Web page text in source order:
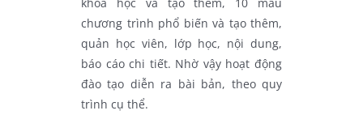
chương trình phổ biến và tạo thêm,
quản học viên, lớp học, nội dung,
báo cáo chi tiết. Nhờ vậy hoạt động
đào tạo diễn ra bài bản, theo quy
trình cụ thể.